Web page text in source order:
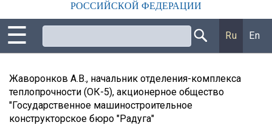
РОССИЙСКОЙ ФЕДЕРАЦИИ
☰ Ru En
САГОМОНОВА
ВАЛЕРИЯ
АНДРЕЕВНА
Жаворонков А.В., начальник отделения-комплекса
теплопрочности (ОК-5), акционерное общество
"Государственное машиностроительное
конструкторское бюро "Радуга"